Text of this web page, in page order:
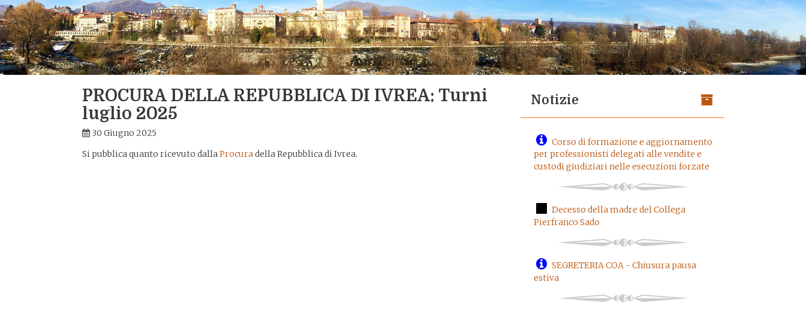
PROCURA DELLA REPUBBLICA DI IVREA: Turni
luglio 2025
30 Giugno 2025
Si pubblica quanto ricevuto dallaProcuradella Repubblica di Ivrea.
Notizie
Corso di formazione e aggiornamento
per professionisti delegati alle vendite e
custodi giudiziari nelle esecuzioni forzate
Decesso della madre del Collega
Pierfranco Sado
SEGRETERIA COA - Chiusura pausa
estiva